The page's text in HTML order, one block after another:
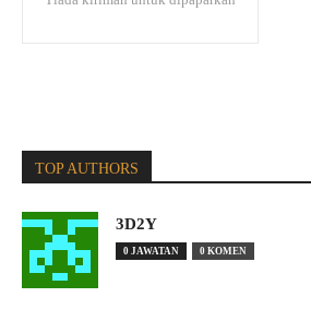
TOP AUTHORS
3D2Y
0 JAWATAN 0 KOMEN